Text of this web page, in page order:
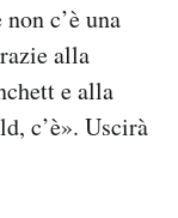
c’è una
alla
e alla
c’è». Uscirà